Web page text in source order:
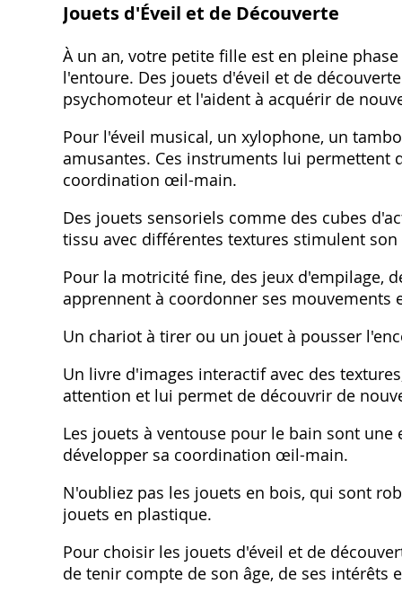
Jouets d'Éveil et de Découverte
À un an, votre petite fille est en pleine
l'entoure. Des jouets d'éveil et de
psychomoteur et l'aident à acquérir de
Pour l'éveil musical, un xylophone, un
amusantes. Ces instruments lui permettent
coordination œil-main.
Des jouets sensoriels comme des cubes
tissu avec différentes textures stimulent
Pour la motricité fine, des jeux d'empilage,
apprennent à coordonner ses mouvements
Un chariot à tirer ou un jouet à pousser
Un livre d'images interactif avec des
attention et lui permet de découvrir de
Les jouets à ventouse pour le bain sont
développer sa coordination œil-main.
N'oubliez pas les jouets en bois, qui sont
jouets en plastique.
Pour choisir les jouets d'éveil et de
de tenir compte de son âge, de ses intérêts